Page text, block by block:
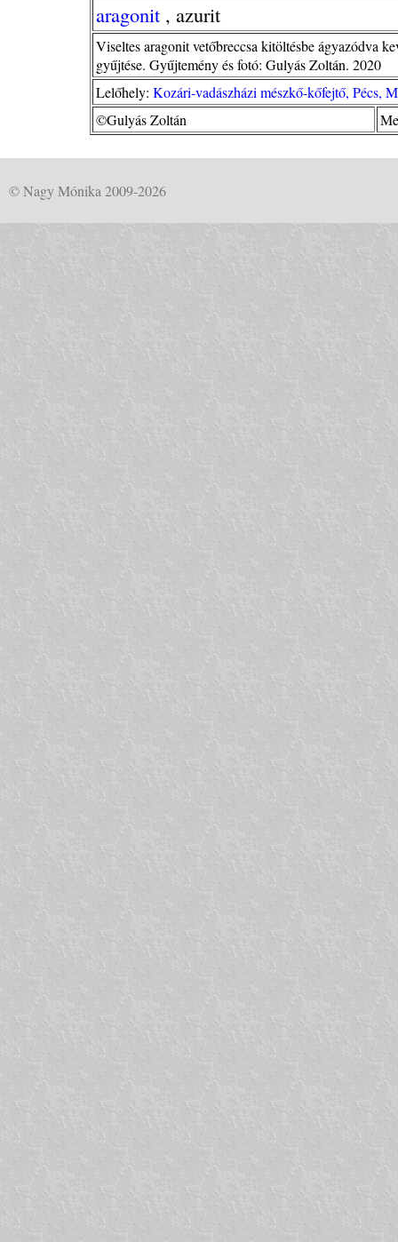
aragonit , azurit
Viseltes aragonit vetőbreccsa kitöltésbe ágyazódva
gyűjtése. Gyűjtemény és fotó: Gulyás Zoltán. 2020
Lelőhely: Kozári-vadászházi mészkő-kőfejtő, Pécs,
©Gulyás Zoltán
© Nagy Mónika 2009-2026